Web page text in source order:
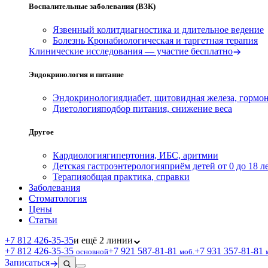
Воспалительные заболевания (ВЗК)
Язвенный колитдиагностика и длительное ведение
Болезнь Кронабиологическая и таргетная терапия
Клинические исследования — участие бесплатно
Эндокринология и питание
Эндокринологиядиабет, щитовидная железа,
Диетологияподбор питания, снижение веса
Другое
Кардиологиягипертония, ИБС, аритмии
Детская гастроэнтерологияприём детей от 0 до 18
Терапияобщая практика, справки
Заболевания
Стоматология
Цены
Статьи
+7 812 426‑35‑35и ещё 2 линии
+7 812 426‑35‑35 основной+7 921 587‑81‑81 моб.+7 931 357‑81‑81
Записаться